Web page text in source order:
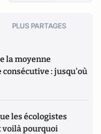
PLUS PARTAGES
la moyenne
consécutive : jusqu'où
les écologistes
voilà pourquoi